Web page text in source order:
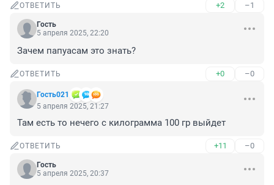
ОТВЕТИТЬ +2 –1
Гость
5 апреля 2025, 22:20
Зачем папуасам это знать?
ОТВЕТИТЬ +0 –0
Гость021
5 апреля 2025, 21:27
Там есть то нечего с килограмма 100 гр выйдет
ОТВЕТИТЬ +11 –0
Гость
5 апреля 2025, 20:37